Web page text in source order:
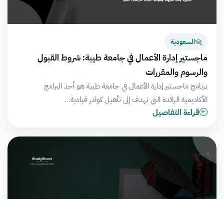
السعودية
ماجستير إدارة الأعمال في جامعة طيبة: شروط القبول
والرسوم والمقررات
برنامج ماجستير إدارة الأعمال في جامعة طيبة هو أحد البرامج
الأكاديمية الرائدة التي تهدف إلى تأهيل كوادر قيادية…
قراءة التفاصيل